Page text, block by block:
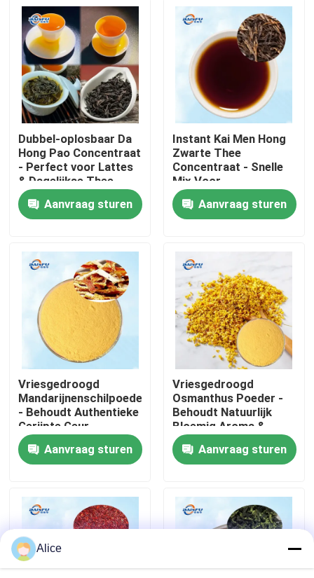
Thuis
Producten
Video's
VR-show
Over ons
Fabriekstocht
Kwaliteitscontrole
Nieuws
Voedingsmiddelenessenties
Dubbel-oplosbaar Da
Hong Pao Concentraat
- Perfect voor Lattes
& Dagelijkse Thee
Aanvraag sturen
Instant Kai Men Hong
Zwarte Thee
Concentraat - Snelle
Mix Voor
Warme/Koude Dranken
Aanvraag sturen
Vriesgedroogd
Mandarijnenschilpoeder
- Behoudt Authentieke
Gerijpte Geur
Aanvraag sturen
Vriesgedroogd
Osmanthus Poeder -
Behoudt Natuurlijk
Bloemig Aroma &
Versheid
Aanvraag sturen
Alice